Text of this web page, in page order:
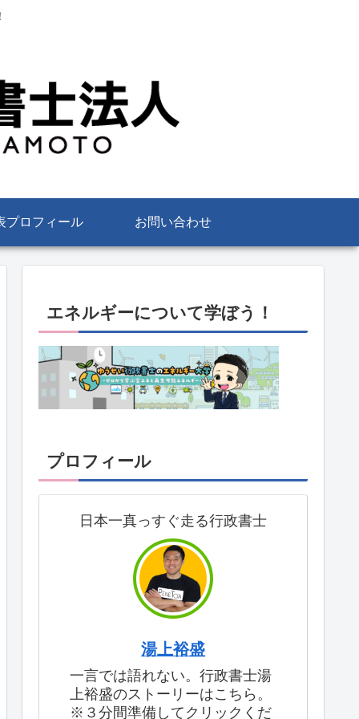
プロフィール お問い合わせ
エネルギーについて学ぼう！
プロフィール
日本一真っすぐ走る行政書士
湯上裕盛
一言では語れない。行政書士湯
上裕盛のストーリーはこちら。
※３分間準備してクリックくだ